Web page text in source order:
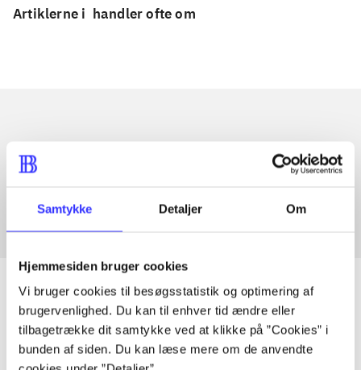
Samtykke Detaljer Om
Hjemmesiden bruger cookies
Vi bruger cookies til besøgsstatistik og optimering af
brugervenlighed. Du kan til enhver tid ændre eller
tilbagetrække dit samtykke ved at klikke på ”Cookies” i
bunden af siden. Du kan læse mere om de anvendte
Artiklerne i handler ofte om
Artikler med samme emner
Fra
Artikler
Alle registrerede artikler fordelt på udgivelser